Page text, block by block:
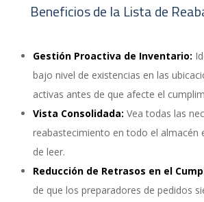
Beneficios de la Lista de
Gestión Proactiva de Inventario:
bajo nivel de existencias en las
activas antes de que afecte el
Vista Consolidada: Vea todas las
reabastecimiento en todo el almacén
de leer.
Reducción de Retrasos en el
de que los preparadores de pedidos